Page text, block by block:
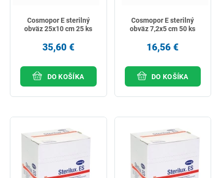
Cosmopor E sterilný
obväz 25x10 cm 25 ks
35,60 €
DO KOŠÍKA
Cosmopor E sterilný
obväz 7,2x5 cm 50 ks
16,56 €
DO KOŠÍKA